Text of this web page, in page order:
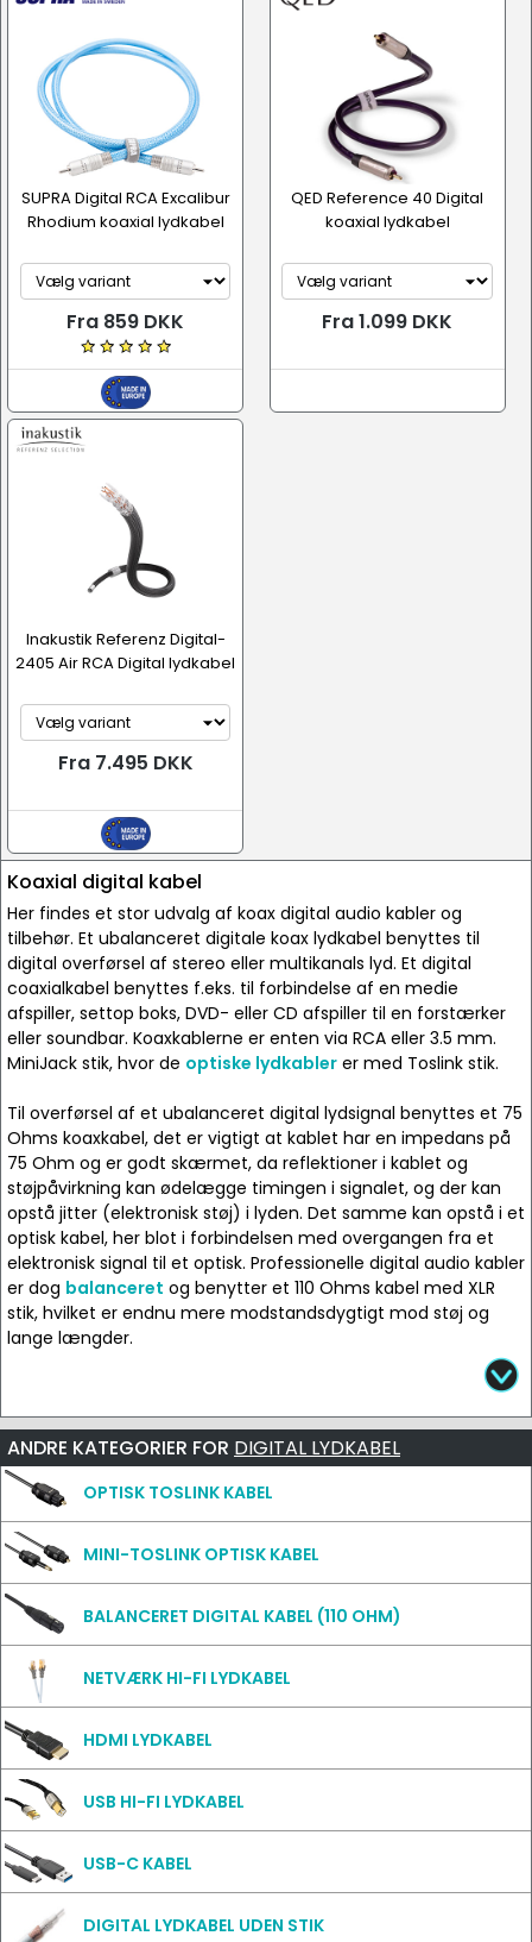
SUPRA Digital RCA Excalibur
Rhodium koaxial lydkabel
Fra 859 DKK
QED Reference 40 Digital
koaxial lydkabel
Fra 1.099 DKK
Inakustik Referenz Digital-
2405 Air RCA Digital lydkabel
Fra 7.495 DKK
Koaxial digital kabel
Her findes et stor udvalg af koax digital audio kabler og
tilbehør. Et ubalanceret digitale koax lydkabel benyttes til
digital overførsel af stereo eller multikanals lyd. Et digital
coaxialkabel benyttes f.eks. til forbindelse af en medie
afspiller, settop boks, DVD- eller CD afspiller til en forstærker
eller soundbar. Koaxkablerne er enten via RCA eller 3.5 mm.
MiniJack stik, hvor de optiske lydkabler er med Toslink stik.
Til overførsel af et ubalanceret digital lydsignal benyttes et 75
Ohms koaxkabel, det er vigtigt at kablet har en impedans på
75 Ohm og er godt skærmet, da reflektioner i kablet og
støjpåvirkning kan ødelægge timingen i signalet, og der kan
opstå jitter (elektronisk støj) i lyden. Det samme kan opstå i et
optisk kabel, her blot i forbindelsen med overgangen fra et
elektronisk signal til et optisk. Professionelle digital audio kabler
er dog balanceret og benytter et 110 Ohms kabel med XLR
stik, hvilket er endnu mere modstandsdygtigt mod støj og
lange længder.
ANDRE KATEGORIER FOR DIGITAL LYDKABEL
OPTISK TOSLINK KABEL
MINI-TOSLINK OPTISK KABEL
BALANCERET DIGITAL KABEL (110 OHM)
NETVÆRK HI-FI LYDKABEL
HDMI LYDKABEL
USB HI-FI LYDKABEL
USB-C KABEL
DIGITAL LYDKABEL UDEN STIK